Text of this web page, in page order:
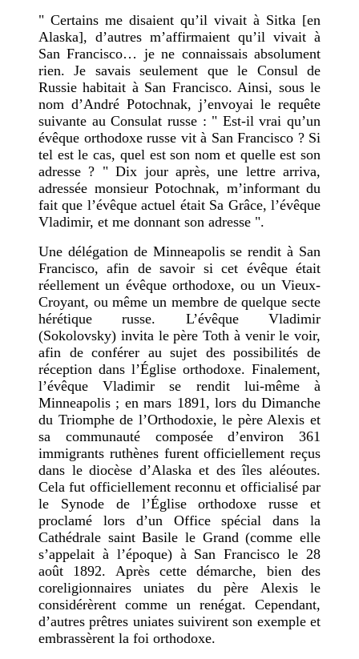
" Certains me disaient qu’il vivait à Sitka [en
Alaska], d’autres m’affirmaient qu’il vivait à
San Francisco… je ne connaissais absolument
rien. Je savais seulement que le Consul de
Russie habitait à San Francisco. Ainsi, sous le
nom d’André Potochnak, j’envoyai le requête
suivante au Consulat russe : " Est-il vrai qu’un
évêque orthodoxe russe vit à San Francisco ? Si
tel est le cas, quel est son nom et quelle est son
adresse ? " Dix jour après, une lettre arriva,
adressée monsieur Potochnak, m’informant du
fait que l’évêque actuel était Sa Grâce, l’évêque
Vladimir, et me donnant son adresse ".
Une délégation de Minneapolis se rendit à San
Francisco, afin de savoir si cet évêque était
réellement un évêque orthodoxe, ou un Vieux-
Croyant, ou même un membre de quelque secte
hérétique russe. L’évêque Vladimir
(Sokolovsky) invita le père Toth à venir le voir,
afin de conférer au sujet des possibilités de
réception dans l’Église orthodoxe. Finalement,
l’évêque Vladimir se rendit lui-même à
Minneapolis ; en mars 1891, lors du Dimanche
du Triomphe de l’Orthodoxie, le père Alexis et
sa communauté composée d’environ 361
immigrants ruthènes furent officiellement reçus
dans le diocèse d’Alaska et des îles aléoutes.
Cela fut officiellement reconnu et officialisé par
le Synode de l’Église orthodoxe russe et
proclamé lors d’un Office spécial dans la
Cathédrale saint Basile le Grand (comme elle
s’appelait à l’époque) à San Francisco le 28
août 1892. Après cette démarche, bien des
coreligionnaires uniates du père Alexis le
considérèrent comme un renégat. Cependant,
d’autres prêtres uniates suivirent son exemple et
embrassèrent la foi orthodoxe.